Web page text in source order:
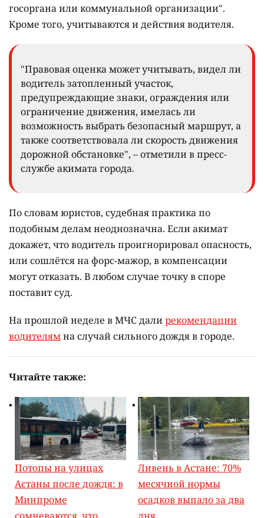
госоргана или коммунальной организации".
Кроме того, учитываются и действия водителя.
"Правовая оценка может учитывать, видел ли
водитель затопленный участок,
предупреждающие знаки, ограждения или
ограничение движения, имелась ли
возможность выбрать безопасный маршрут, а
также соответствовала ли скорость движения
дорожной обстановке", – отметили в пресс-
службе акимата города.
По словам юристов, судебная практика по
подобным делам неоднозначна. Если акимат
докажет, что водитель проигнорировал опасность,
или сошлётся на форс-мажор, в компенсации
могут отказать. В любом случае точку в споре
поставит суд.
На прошлой неделе в МЧС далирекомендации
водителямна случай сильного дождя в городе.
Читайте также:
Потопы на улицах
Астаны после дождя: в
Минпроме
Ливень в Астане: 70%
месячной нормы
осадков выпало за два